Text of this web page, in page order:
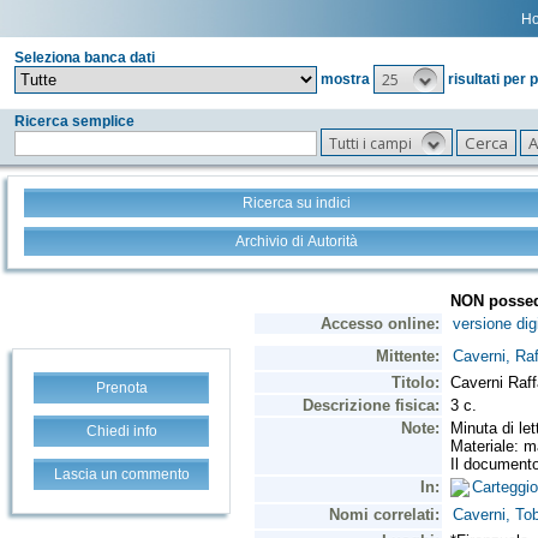
Seleziona banca dati
mostra
25 risultati per
Ricerca semplice
Tutti i campi
Ricerca su indici
Archivio di Autorità
Prenota
Chiedi info
Lascia un commento